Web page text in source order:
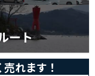
ート
れます！